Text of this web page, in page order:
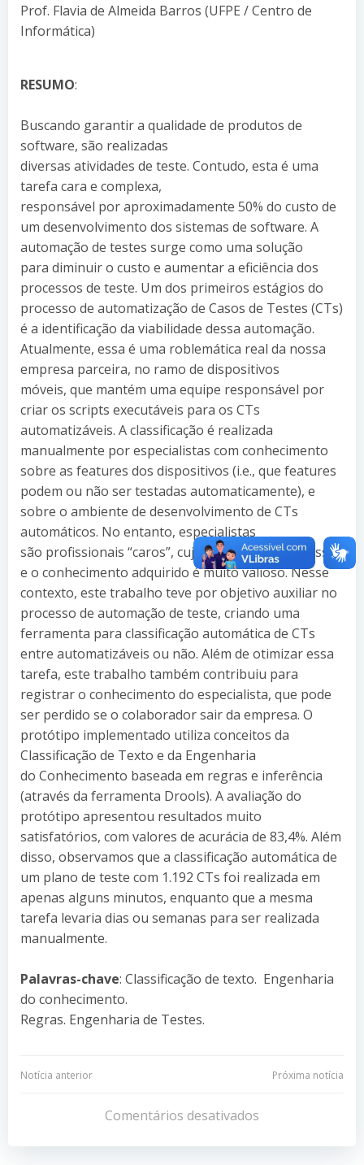
Prof. Flavia de Almeida Barros (UFPE / Centro de
Informática)
RESUMO:
Buscando garantir a qualidade de produtos de
software, são realizadas
diversas atividades de teste. Contudo, esta é uma
tarefa cara e complexa,
responsável por aproximadamente 50% do custo de
um desenvolvimento dos sistemas de software. A
automação de testes surge como uma solução
para diminuir o custo e aumentar a eficiência dos
processos de teste. Um dos primeiros estágios do
processo de automatização de Casos de Testes (CTs)
é a identificação da viabilidade dessa automação.
Atualmente, essa é uma roblemática real da nossa
empresa parceira, no ramo de dispositivos
móveis, que mantém uma equipe responsável por
criar os scripts executáveis para os CTs
automatizáveis. A classificação é realizada
manualmente por especialistas com conhecimento
sobre as features dos dispositivos (i.e., que features
podem ou não ser testadas automaticamente), e
sobre o ambiente de desenvolvimento de CTs
automáticos. No entanto, especialistas
são profissionais “caros”, cujo tempo livre é escasso
e o conhecimento adquirido é muito valioso. Nesse
contexto, este trabalho teve por objetivo auxiliar no
processo de automação de teste, criando uma
ferramenta para classificação automática de CTs
entre automatizáveis ou não. Além de otimizar essa
tarefa, este trabalho também contribuiu para
registrar o conhecimento do especialista, que pode
ser perdido se o colaborador sair da empresa. O
protótipo implementado utiliza conceitos da
Classificação de Texto e da Engenharia
do Conhecimento baseada em regras e inferência
(através da ferramenta Drools). A avaliação do
protótipo apresentou resultados muito
satisfatórios, com valores de acurácia de 83,4%. Além
disso, observamos que a classificação automática de
um plano de teste com 1.192 CTs foi realizada em
apenas alguns minutos, enquanto que a mesma
tarefa levaria dias ou semanas para ser realizada
manualmente.
Palavras-chave: Classificação de texto. Engenharia
do conhecimento.
Regras. Engenharia de Testes.
Navegação
Notícia anterior
Navegação
de
Próxima notícia
Comentários desativados